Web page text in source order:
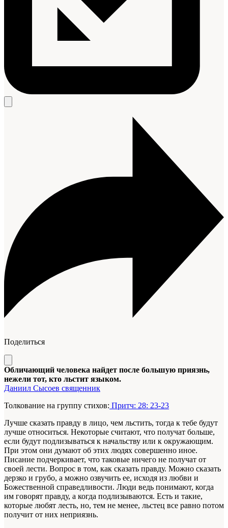
Поделиться
Обличающий человека найдет после большую приязнь,
нежели тот, кто льстит языком.
Даниил Сысоев священник
Толкование на группу стихов: Притч: 28: 23-23
Лучше сказать правду в лицо, чем льстить, тогда к тебе будут
лучше относиться. Некоторые считают, что получат больше,
если будут подлизываться к начальству или к окружающим.
При этом они думают об этих людях совершенно иное.
Писание подчеркивает, что таковые ничего не получат от
своей лести. Вопрос в том, как сказать правду. Можно сказать
дерзко и грубо, а можно озвучить ее, исходя из любви и
Божественной справедливости. Люди ведь понимают, когда
им говорят правду, а когда подлизываются. Есть и такие,
которые любят лесть, но, тем не менее, льстец все равно потом
получит от них неприязнь.